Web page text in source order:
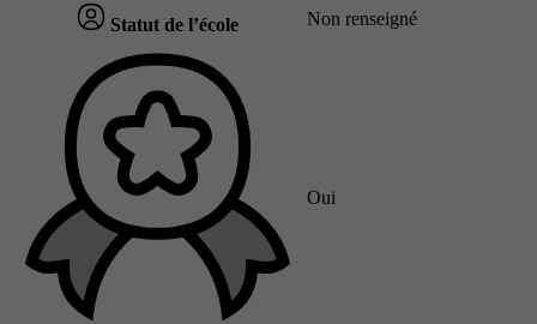
Statut de l’école Non renseigné
Oui